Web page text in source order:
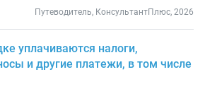
Путеводитель, КонсультантПлюс, 2026
уплачиваются налоги,
и другие платежи, в том числе